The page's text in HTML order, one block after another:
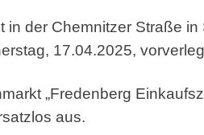
in der Chemnitzer Straße in
17.04.2025,
„Fredenberg
aus.